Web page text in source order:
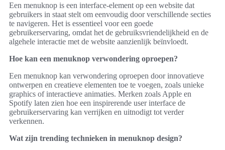
Een menuknop is een interface-element op een website dat
gebruikers in staat stelt om eenvoudig door verschillende secties
te navigeren. Het is essentieel voor een goede
gebruikerservaring, omdat het de gebruiksvriendelijkheid en de
algehele interactie met de website aanzienlijk beïnvloedt.
Hoe kan een menuknop verwondering oproepen?
Een menuknop kan verwondering oproepen door innovatieve
ontwerpen en creatieve elementen toe te voegen, zoals unieke
graphics of interactieve animaties. Merken zoals Apple en
Spotify laten zien hoe een inspirerende user interface de
gebruikerservaring kan verrijken en uitnodigt tot verder
verkennen.
Wat zijn trending technieken in menuknop design?